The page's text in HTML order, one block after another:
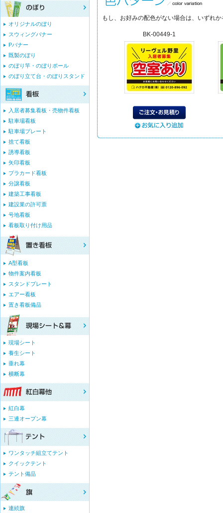
もし、お好みの配色がない場合は、いずれ
BK-00449-1
オリジナルのぼり
スウィングバナー
Pバナー
既製のぼり
のぼり竿・のぼりポール
のぼり立て台・のぼりスタンド
入居者募集看板・売物件看板
駐車場看板
駐車場プレート
捨て看板
誘導看板
矢印看板
プラカード看板
分譲看板
建築工事看板
建設業の許可票
号地看板
看板取り付け用品
A型看板
物件案内看板
スタンドプレート
エアー看板
置き看板備品
現場シート
養生シート
垂れ幕
横断幕
紅白幕
三連オープン幕
ワンタッチ組立てテント
クイックテント
テント備品
連続旗